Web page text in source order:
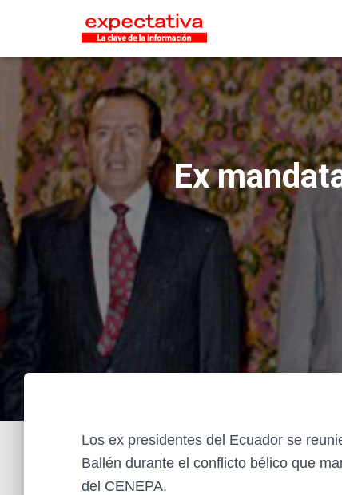
Ex
Los ex presidentes del Ecuador se
Ballén durante el conflicto bélico que
del CENEPA.